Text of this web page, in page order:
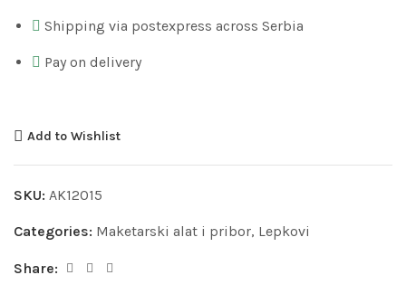
Shipping via postexpress across Serbia
Pay on delivery
Add to Wishlist
SKU: AK12015
Categories: Maketarski alat i pribor, Lepkovi
Share: